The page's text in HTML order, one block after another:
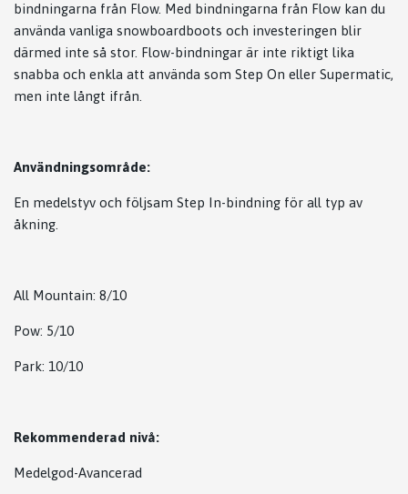
bindningarna från Flow. Med bindningarna från Flow kan du
använda vanliga snowboardboots och investeringen blir
därmed inte så stor. Flow-bindningar är inte riktigt lika
snabba och enkla att använda som Step On eller Supermatic,
men inte långt ifrån.
Användningsområde:
En medelstyv och följsam Step In-bindning för all typ av
åkning.
All Mountain: 8/10
Pow: 5/10
Park: 10/10
Rekommenderad nivå:
Medelgod-Avancerad